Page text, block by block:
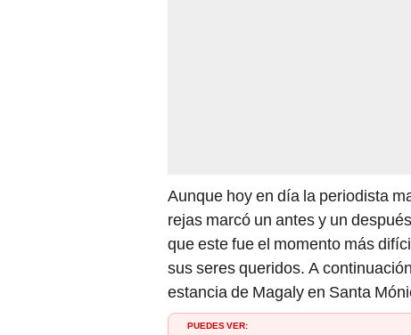
Aunque hoy en día la periodista
rejas marcó un antes y un después
que este fue el momento más
sus seres queridos. A
estancia de Magaly en Santa
PUEDES VER: